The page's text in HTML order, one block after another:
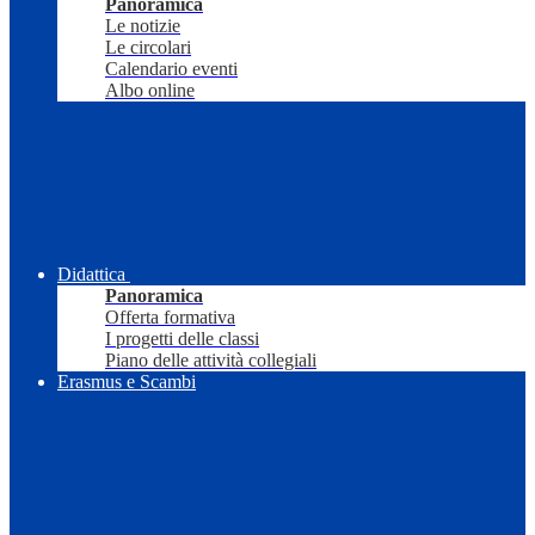
Panoramica
Le notizie
Le circolari
Calendario eventi
Albo online
Didattica
Panoramica
Offerta formativa
I progetti delle classi
Piano delle attività collegiali
Erasmus e Scambi